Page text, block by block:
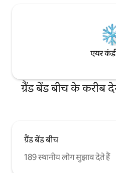
एयर
ग्रैंड बेंड बीच के
ग्रैंड बेंड बीच
189 स्थानीय लोग सुझाव देते हैं